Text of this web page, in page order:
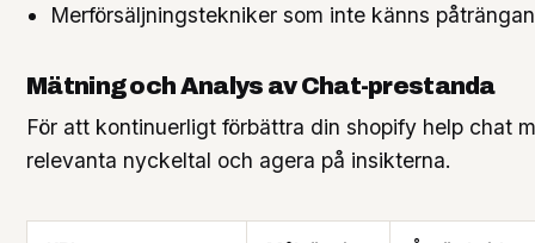
Merförsäljningstekniker som inte känns
Mätning och Analys av Chat-prestanda
För att kontinuerligt förbättra din shopify help chat
relevanta nyckeltal och agera på insikterna.